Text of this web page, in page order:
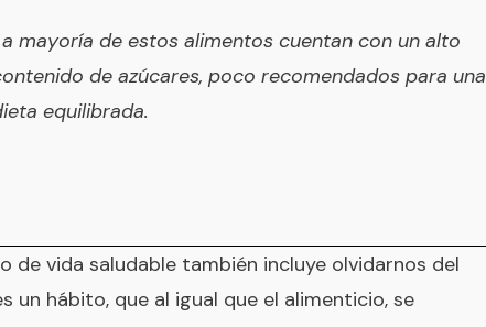
mayoría de estos alimentos cuentan con un alto
de azúcares, poco recomendados para una
equilibrada.
de vida saludable también incluye olvidarnos del
un hábito, que al igual que el alimenticio, se